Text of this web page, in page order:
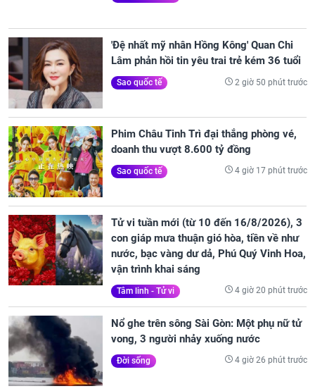
'Đệ nhất mỹ nhân Hồng Kông' Quan Chi
Lâm phản hồi tin yêu trai trẻ kém 36 tuổi
Sao quốc tế 2 giờ 50 phút trước
Phim Châu Tinh Trì đại thắng phòng vé,
doanh thu vượt 8.600 tỷ đồng
Sao quốc tế 4 giờ 17 phút trước
Tử vi tuần mới (từ 10 đến 16/8/2026), 3
con giáp mưa thuận gió hòa, tiền về như
nước, bạc vàng dư dả, Phú Quý Vinh Hoa,
vận trình khai sáng
Tâm linh - Tử vi 4 giờ 20 phút trước
Nổ ghe trên sông Sài Gòn: Một phụ nữ tử
vong, 3 người nhảy xuống nước
Đời sống 4 giờ 26 phút trước